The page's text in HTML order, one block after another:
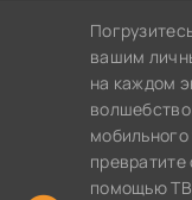
вашим
на каждом
помощью